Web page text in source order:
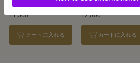
2026/6/20発売
¥1,500
カートに入れる
ー】／ホットマン
2025/10/17発売
¥2,000
カートに入れる